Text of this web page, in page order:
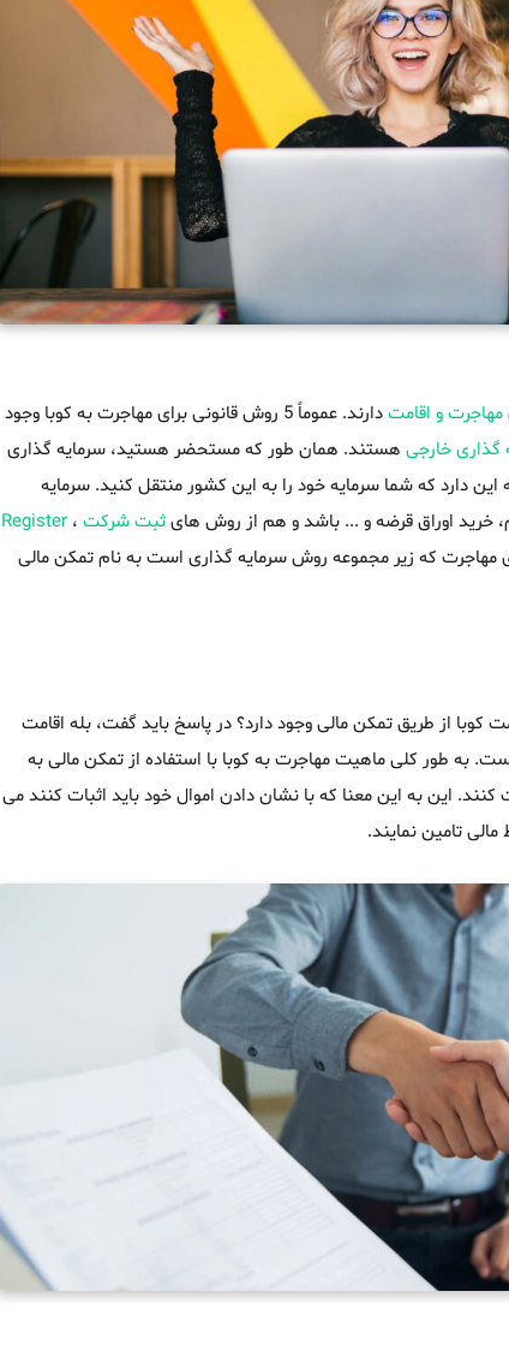
مهاجرت و اقامت
دارند. عموماً 5 روش قانونی برای مهاجرت به کوبا وجود
گذاری خارجی هستند. همان طور که مستحضر هستید، سرمایه گذاری
دارد که شما سرمایه خود را به این کشور منتقل کنید. سرمایه
خرید اوراق قرضه و ... باشد و هم از روش هایثبت شرکت ، Register
مهاجرت که زیر مجموعه روش سرمایه گذاری است به نام تمکن مالی
کوبا از طریق تمکن مالی وجود دارد؟ در پاسخ باید گفت، بله اقامت
به طور کلی ماهیت مهاجرت به کوبا با استفاده از تمکن مالی به
این به این معنا که با نشان دادن اموال خود باید اثبات کنند می
مالی تامین نمایند.